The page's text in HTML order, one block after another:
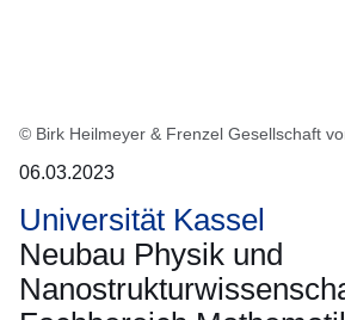
© Birk Heilmeyer & Frenzel Gesellschaft
06.03.2023
Universität Kassel
Neubau Physik und